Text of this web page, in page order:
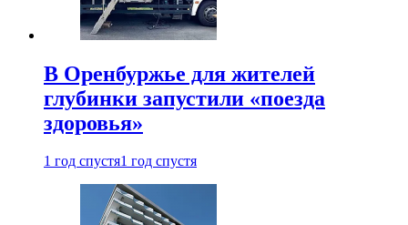
В Оренбуржье для жителей
глубинки запустили «поезда
здоровья»
1 год спустя1 год спустя